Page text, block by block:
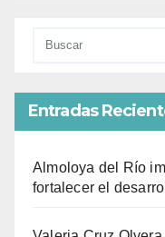
Entradas
Almoloya del Río
fortalecer el